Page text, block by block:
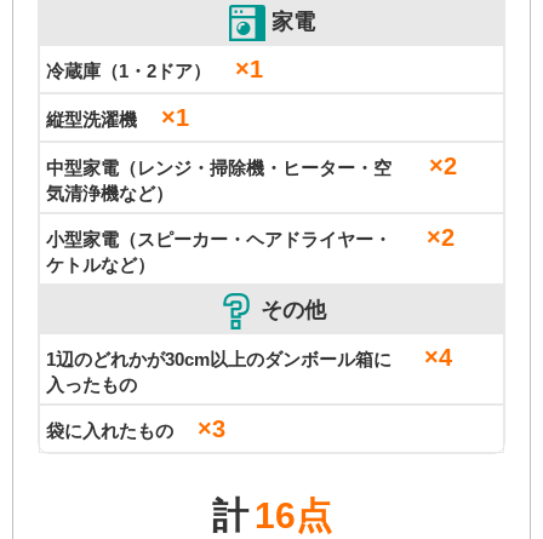
家電
冷蔵庫（1・2ドア） ×1
縦型洗濯機 ×1
中型家電（レンジ・掃除機・ヒーター・空
気清浄機など）
×2
小型家電（スピーカー・ヘアドライヤー・
ケトルなど）
×2
その他
1辺のどれかが30cm以上のダンボール箱に
入ったもの
×4
袋に入れたもの ×3
計16点